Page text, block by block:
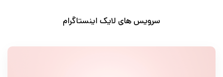
سرویس های لایک اینستاگرام